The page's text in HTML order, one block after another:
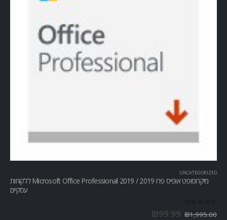
UNCATEGORIZED
מיקרוסופט אופיס פרו Microsoft Office Professional 2019 / 2019 ללקוחות
עסקיים
₪1,995.00
₪99.99